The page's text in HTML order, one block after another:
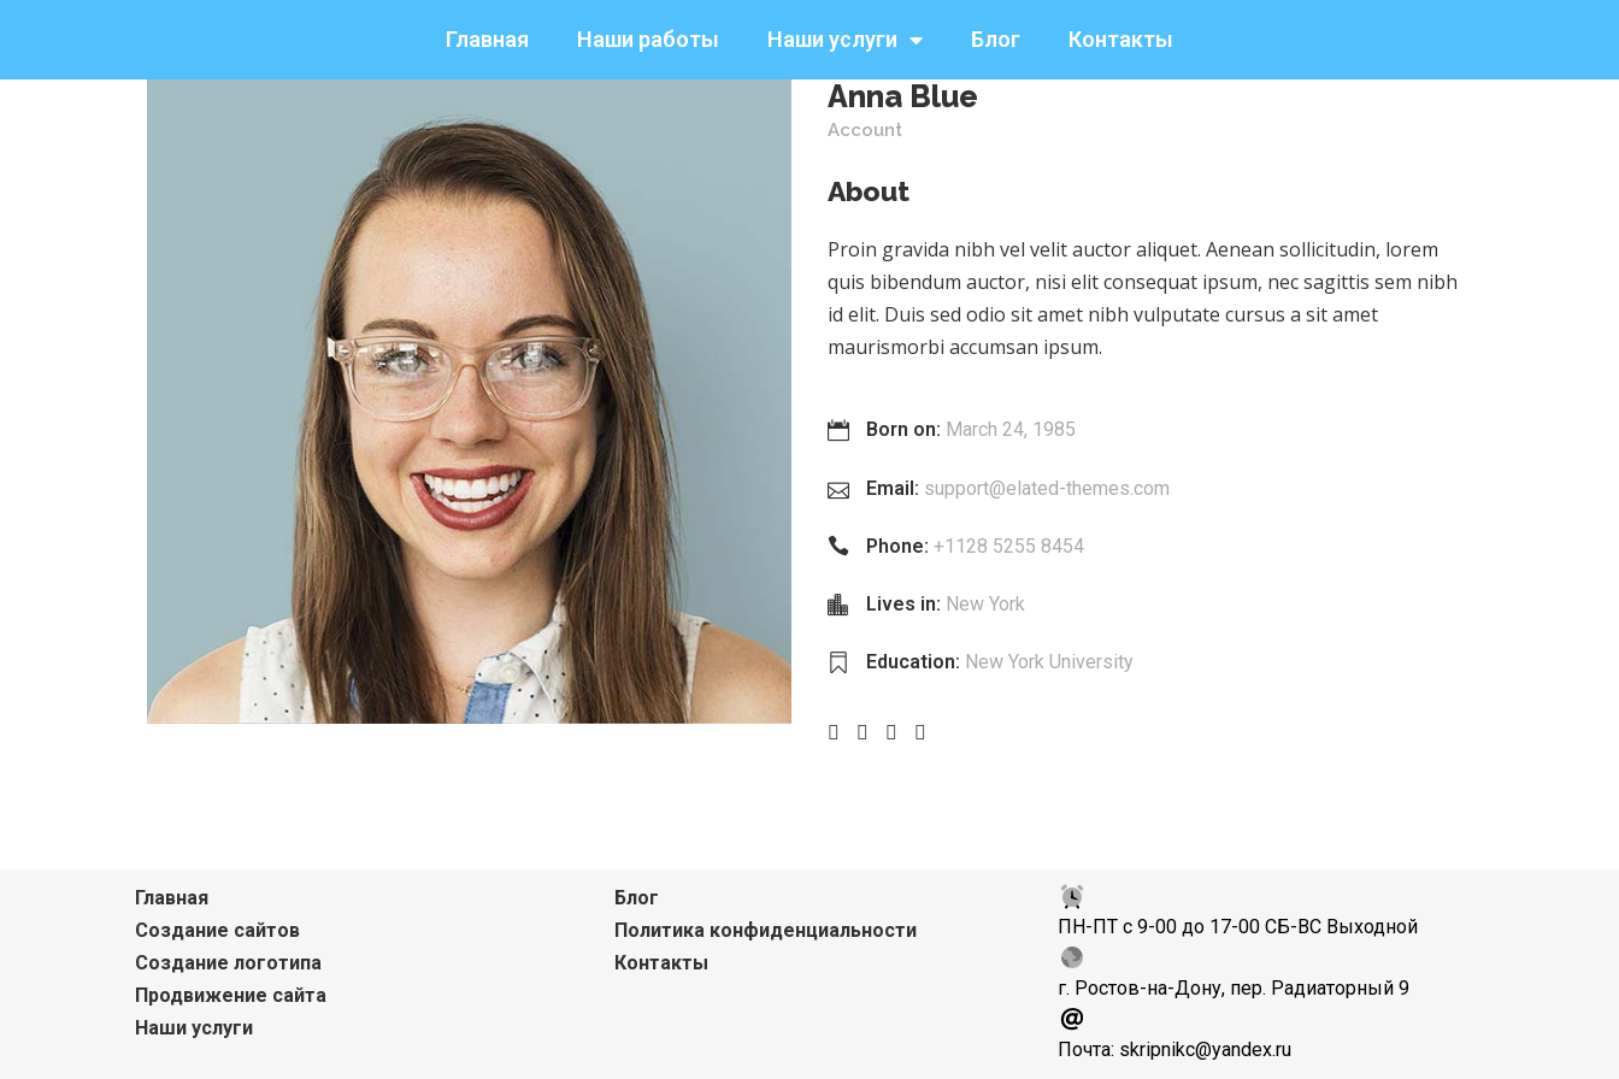
Главная Наши работы Наши услуги Блог Контакты
Anna Blue
Account
About
Proin gravida nibh vel velit auctor aliquet. Aenean sollicitudin, lorem
quis bibendum auctor, nisi elit consequat ipsum, nec sagittis sem nibh
id elit. Duis sed odio sit amet nibh vulputate cursus a sit amet
maurismorbi accumsan ipsum.
Born on: March 24, 1985
Email: support@elated-themes.com
Phone: +1128 5255 8454
Lives in: New York
Education: New York University
Главная
Создание сайтов
Создание логотипа
Продвижение сайта
Наши услуги
Блог
Политика конфиденциальности
Контакты
ПН-ПТ с 9-00 до 17-00 СБ-ВС Выходной
г. Ростов-на-Дону, пер. Радиаторный 9
Почта: skripnikc@yandex.ru